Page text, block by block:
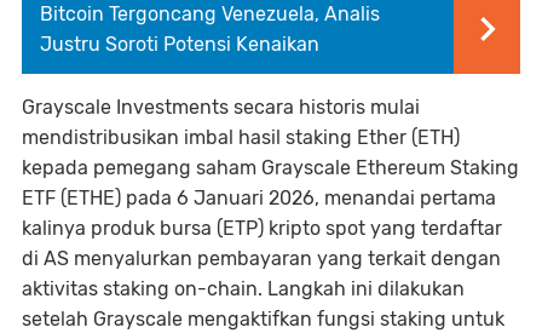
Bitcoin Tergoncang Venezuela, Analis
Justru Soroti Potensi Kenaikan
Grayscale Investments secara historis mulai
mendistribusikan imbal hasil staking Ether (ETH)
kepada pemegang saham Grayscale Ethereum Staking
ETF (ETHE) pada 6 Januari 2026, menandai pertama
kalinya produk bursa (ETP) kripto spot yang terdaftar
di AS menyalurkan pembayaran yang terkait dengan
aktivitas staking on-chain. Langkah ini dilakukan
setelah Grayscale mengaktifkan fungsi staking untuk